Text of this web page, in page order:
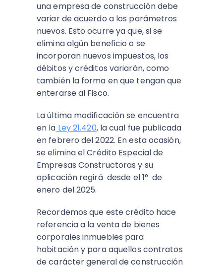
una empresa de construcción debe
variar de acuerdo a los parámetros
nuevos. Esto ocurre ya que, si se
elimina algún beneficio o se
incorporan nuevos impuestos, los
débitos y créditos variarán, como
también la forma en que tengan que
enterarse al Fisco.
La última modificación se encuentra
en la Ley 21.420, la cual fue publicada
en febrero del 2022. En esta ocasión,
se elimina el Crédito Especial de
Empresas Constructoras y su
aplicación regirá desde el 1° de
enero del 2025.
Recordemos que este crédito hace
referencia a la venta de bienes
corporales inmuebles para
habitación y para aquellos contratos
de carácter general de construcción